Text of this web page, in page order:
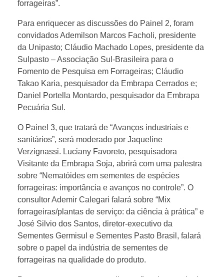
p
ó
s
i
o
d
e
S
e
forrageiras”.
Para enriquecer as discussões do Painel 2, foram
convidados Ademilson Marcos Facholi, presidente
da Unipasto; Cláudio Machado Lopes, presidente da
Sulpasto – Associação Sul-Brasileira para o
Fomento de Pesquisa em Forrageiras; Cláudio
Takao Karia, pesquisador da Embrapa Cerrados e;
Daniel Portella Montardo, pesquisador da Embrapa
Pecuária Sul.
O Painel 3, que tratará de “Avanços industriais e
sanitários”, será moderado por Jaqueline
Verzignassi. Luciany Favoreto, pesquisadora
Visitante da Embrapa Soja, abrirá com uma palestra
sobre “Nematóides em sementes de espécies
forrageiras: importância e avanços no controle”. O
consultor Ademir Calegari falará sobre “Mix
forrageiras/plantas de serviço: da ciência à prática” e
José Silvio dos Santos, diretor-executivo da
Sementes Germisul e Sementes Pasto Brasil, falará
sobre o papel da indústria de sementes de
forrageiras na qualidade do produto.